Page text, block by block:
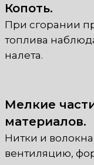
Копоть.
При сгорании
топлива
налета.
Мелкие
материалов.
Нитки и волокна
вентиляцию,